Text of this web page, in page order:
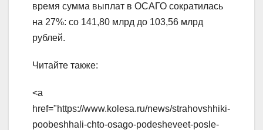
время сумма выплат в ОСАГО сократилась
на 27%: со 141,80 млрд до 103,56 млрд
рублей.
Читайте также:
<a
href="https://www.kolesa.ru/news/strahovshhiki-
poobeshhali-chto-osago-podesheveet-posle-